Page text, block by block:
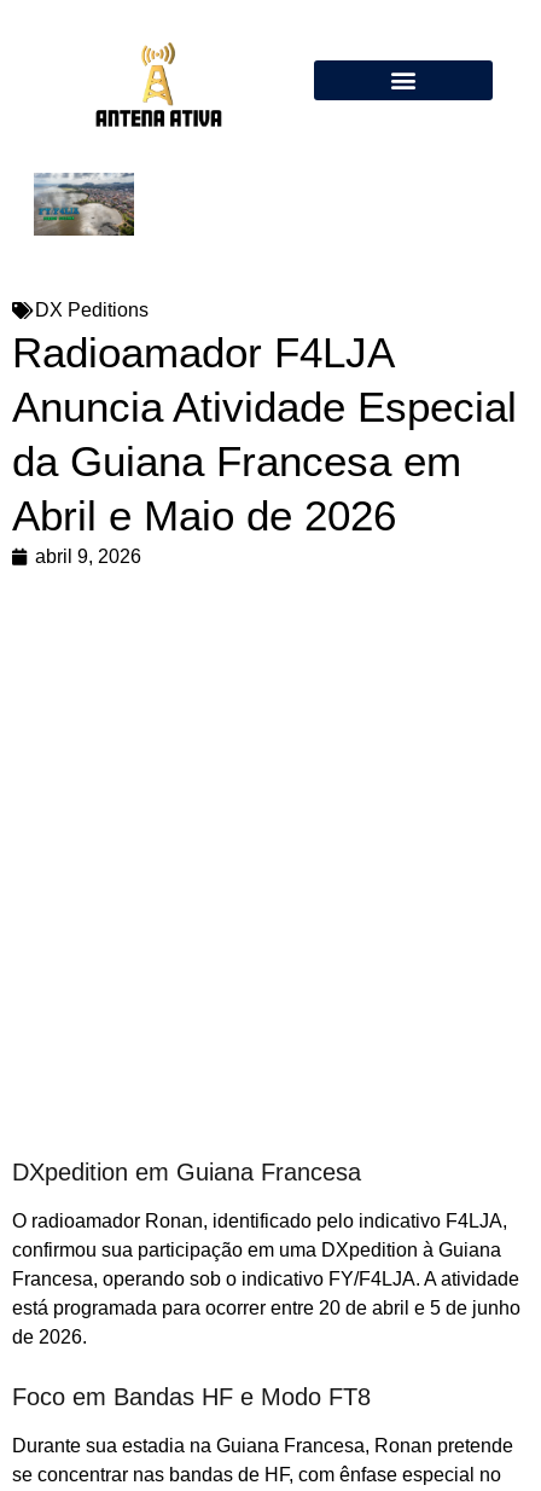
DX Peditions
Radioamador F4LJA
Anuncia Atividade Especial
da Guiana Francesa em
Abril e Maio de 2026
abril 9, 2026
DXpedition em Guiana Francesa
O radioamador Ronan, identificado pelo indicativo F4LJA,
confirmou sua participação em uma DXpedition à Guiana
Francesa, operando sob o indicativo FY/F4LJA. A atividade
está programada para ocorrer entre 20 de abril e 5 de junho
de 2026.
Foco em Bandas HF e Modo FT8
Durante sua estadia na Guiana Francesa, Ronan pretende
se concentrar nas bandas de HF, com ênfase especial no